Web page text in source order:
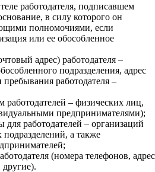
работодателя, подписавшем
в силу которого он
полномочиями, если
или ее обособленное
адрес) работодателя –
подразделения, адрес
пребывания работодателя –
– физических лиц,
предпринимателями);
для работодателей – организаций
а также
(номера телефонов, адрес